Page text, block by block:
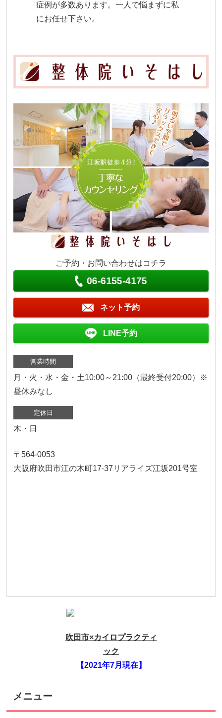
症例が多数あります。一人で悩まずに私
にお任せ下さい。
ご予約・お問い合わせはコチラ
06-6155-4175
ネット予約
LINE予約
営業時間
月・火・水・金・土10:00～21:00（最終受付20:00）※
昼休みなし
定休日
木・日
〒564-0053
大阪府吹田市江の木町17‐37リアライズ江坂201号室
吹田市×カイロプラクティ
ック
【2021年7月現在】
メニュー